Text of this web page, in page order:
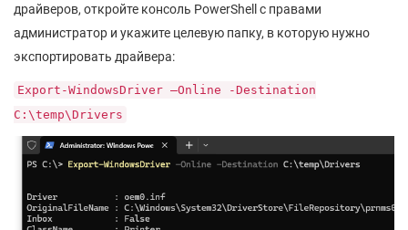
драйверов, откройте консоль PowerShell с правами
администратор и укажите целевую папку, в которую нужно
экспортировать драйвера:
Export-WindowsDriver –Online -Destination
C:\temp\Drivers